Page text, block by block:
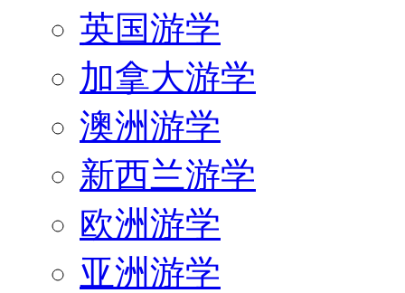
英国游学
加拿大游学
澳洲游学
新西兰游学
欧洲游学
亚洲游学